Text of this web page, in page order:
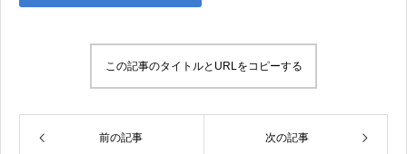
この記事のタイトルとURLをコピーする
前の記事 次の記事